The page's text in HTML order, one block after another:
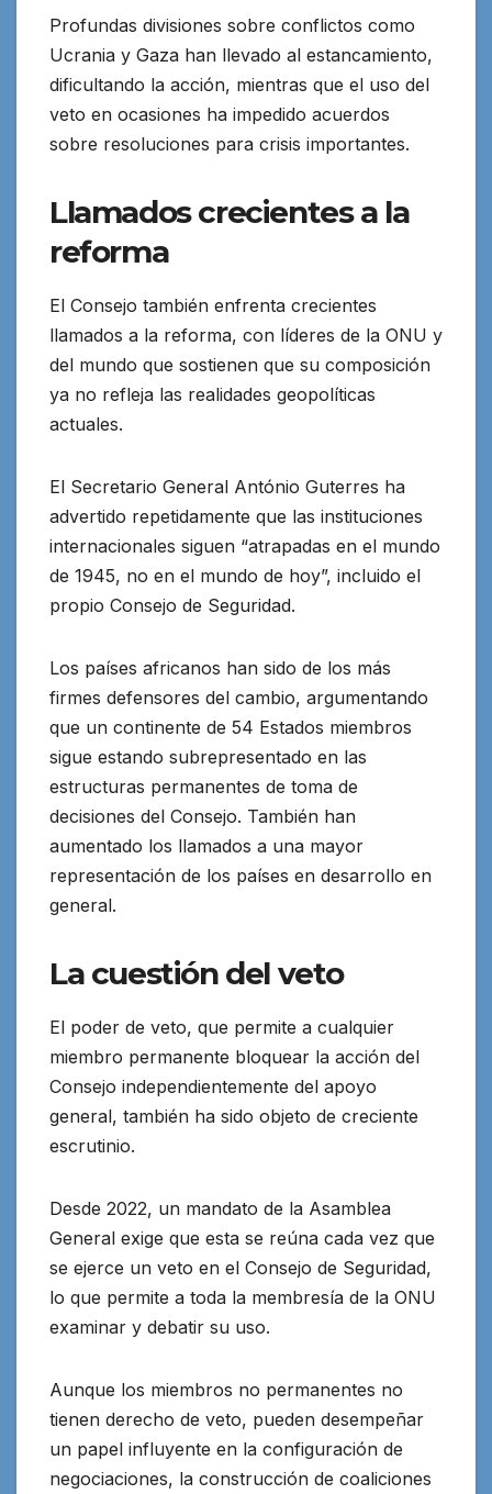
Profundas divisiones sobre conflictos como
Ucrania y Gaza han llevado al estancamiento,
dificultando la acción, mientras que el uso del
veto en ocasiones ha impedido acuerdos
sobre resoluciones para crisis importantes.
Llamados crecientes a la
reforma
El Consejo también enfrenta crecientes
llamados a la reforma, con líderes de la ONU y
del mundo que sostienen que su composición
ya no refleja las realidades geopolíticas
actuales.
El Secretario General António Guterres ha
advertido repetidamente que las instituciones
internacionales siguen “atrapadas en el mundo
de 1945, no en el mundo de hoy”, incluido el
propio Consejo de Seguridad.
Los países africanos han sido de los más
firmes defensores del cambio, argumentando
que un continente de 54 Estados miembros
sigue estando subrepresentado en las
estructuras permanentes de toma de
decisiones del Consejo. También han
aumentado los llamados a una mayor
representación de los países en desarrollo en
general.
La cuestión del veto
El poder de veto, que permite a cualquier
miembro permanente bloquear la acción del
Consejo independientemente del apoyo
general, también ha sido objeto de creciente
escrutinio.
Desde 2022, un mandato de la Asamblea
General exige que esta se reúna cada vez que
se ejerce un veto en el Consejo de Seguridad,
lo que permite a toda la membresía de la ONU
examinar y debatir su uso.
Aunque los miembros no permanentes no
tienen derecho de veto, pueden desempeñar
un papel influyente en la configuración de
negociaciones, la construcción de coaliciones